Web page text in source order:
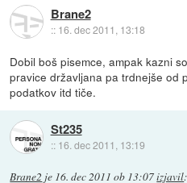
Brane2
:: 16. dec 2011, 13:18
Dobil boš pisemce, ampak kazni
pravice državljana pa trdnejše od
podatkov itd tiče.
St235
:: 16. dec 2011, 13:19
Brane2 je 16. dec 2011 ob 13:07izjavil: